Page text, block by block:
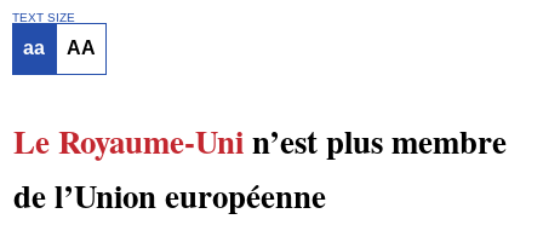
TEXT SIZE
aa AA
Le Royaume-Unin’est plus membre
de l’Union européenne